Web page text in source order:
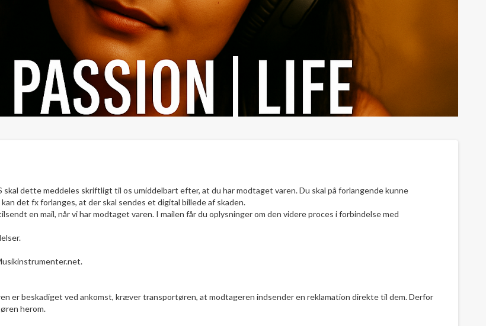
dette meddeles skriftligt til os umiddelbart efter, at du har modtaget varen. Du skal på forlangende kunne
det fx forlanges, at der skal sendes et digital billede af skaden.
en mail, når vi har modtaget varen. I mailen får du oplysninger om den videre proces i forbindelse med
er beskadiget ved ankomst, kræver transportøren, at modtageren indsender en reklamation direkte til dem. Derfor
herom.